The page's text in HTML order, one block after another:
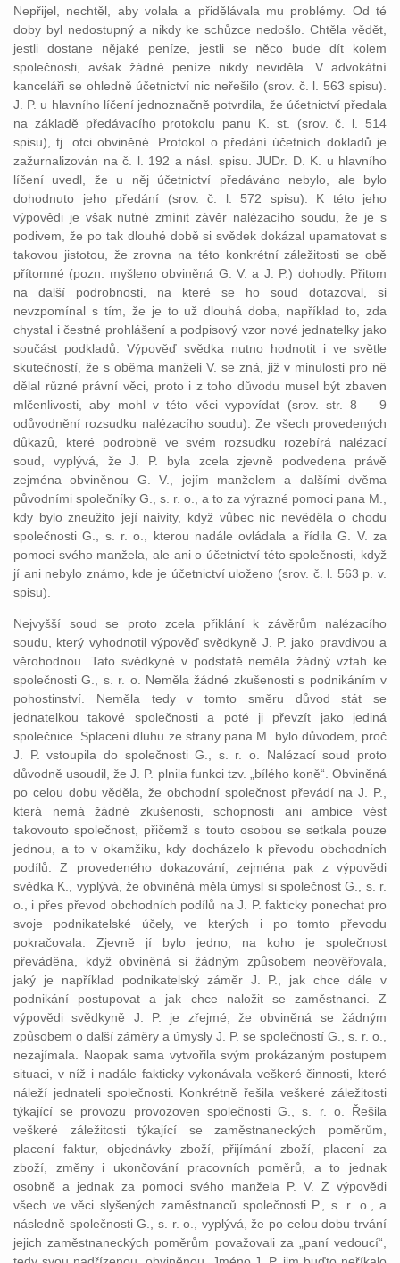
Nepřijel, nechtěl, aby volala a přidělávala mu problémy. Od té
doby byl nedostupný a nikdy ke schůzce nedošlo. Chtěla vědět,
jestli dostane nějaké peníze, jestli se něco bude dít kolem
společnosti, avšak žádné peníze nikdy neviděla. V advokátní
kanceláři se ohledně účetnictví nic neřešilo (srov. č. l. 563 spisu).
J. P. u hlavního líčení jednoznačně potvrdila, že účetnictví předala
na základě předávacího protokolu panu K. st. (srov. č. l. 514
spisu), tj. otci obviněné. Protokol o předání účetních dokladů je
zažurnalizován na č. l. 192 a násl. spisu. JUDr. D. K. u hlavního
líčení uvedl, že u něj účetnictví předáváno nebylo, ale bylo
dohodnuto jeho předání (srov. č. l. 572 spisu). K této jeho
výpovědi je však nutné zmínit závěr nalézacího soudu, že je s
podivem, že po tak dlouhé době si svědek dokázal upamatovat s
takovou jistotou, že zrovna na této konkrétní záležitosti se obě
přítomné (pozn. myšleno obviněná G. V. a J. P.) dohodly. Přitom
na další podrobnosti, na které se ho soud dotazoval, si
nevzpomínal s tím, že je to už dlouhá doba, například to, zda
chystal i čestné prohlášení a podpisový vzor nové jednatelky jako
součást podkladů. Výpověď svědka nutno hodnotit i ve světle
skutečností, že s oběma manželi V. se zná, již v minulosti pro ně
dělal různé právní věci, proto i z toho důvodu musel být zbaven
mlčenlivosti, aby mohl v této věci vypovídat (srov. str. 8 – 9
odůvodnění rozsudku nalézacího soudu). Ze všech provedených
důkazů, které podrobně ve svém rozsudku rozebírá nalézací
soud, vyplývá, že J. P. byla zcela zjevně podvedena právě
zejména obviněnou G. V., jejím manželem a dalšími dvěma
původními společníky G., s. r. o., a to za výrazné pomoci pana M.,
kdy bylo zneužito její naivity, když vůbec nic nevěděla o chodu
společnosti G., s. r. o., kterou nadále ovládala a řídila G. V. za
pomoci svého manžela, ale ani o účetnictví této společnosti, když
jí ani nebylo známo, kde je účetnictví uloženo (srov. č. l. 563 p. v.
spisu).
Nejvyšší soud se proto zcela přiklání k závěrům nalézacího
soudu, který vyhodnotil výpověď svědkyně J. P. jako pravdivou a
věrohodnou. Tato svědkyně v podstatě neměla žádný vztah ke
společnosti G., s. r. o. Neměla žádné zkušenosti s podnikáním v
pohostinství. Neměla tedy v tomto směru důvod stát se
jednatelkou takové společnosti a poté ji převzít jako jediná
společnice. Splacení dluhu ze strany pana M. bylo důvodem, proč
J. P. vstoupila do společnosti G., s. r. o. Nalézací soud proto
důvodně usoudil, že J. P. plnila funkci tzv. „bílého koně“. Obviněná
po celou dobu věděla, že obchodní společnost převádí na J. P.,
která nemá žádné zkušenosti, schopnosti ani ambice vést
takovouto společnost, přičemž s touto osobou se setkala pouze
jednou, a to v okamžiku, kdy docházelo k převodu obchodních
podílů. Z provedeného dokazování, zejména pak z výpovědi
svědka K., vyplývá, že obviněná měla úmysl si společnost G., s. r.
o., i přes převod obchodních podílů na J. P. fakticky ponechat pro
svoje podnikatelské účely, ve kterých i po tomto převodu
pokračovala. Zjevně jí bylo jedno, na koho je společnost
převáděna, když obviněná si žádným způsobem neověřovala,
jaký je například podnikatelský záměr J. P., jak chce dále v
podnikání postupovat a jak chce naložit se zaměstnanci. Z
výpovědi svědkyně J. P. je zřejmé, že obviněná se žádným
způsobem o další záměry a úmysly J. P. se společností G., s. r. o.,
nezajímala. Naopak sama vytvořila svým prokázaným postupem
situaci, v níž i nadále fakticky vykonávala veškeré činnosti, které
náleží jednateli společnosti. Konkrétně řešila veškeré záležitosti
týkající se provozu provozoven společnosti G., s. r. o. Řešila
veškeré záležitosti týkající se zaměstnaneckých poměrům,
placení faktur, objednávky zboží, přijímání zboží, placení za
zboží, změny i ukončování pracovních poměrů, a to jednak
osobně a jednak za pomoci svého manžela P. V. Z výpovědi
všech ve věci slyšených zaměstnanců společnosti P., s. r. o., a
následně společnosti G., s. r. o., vyplývá, že po celou dobu trvání
jejich zaměstnaneckých poměrům považovali za „paní vedoucí“,